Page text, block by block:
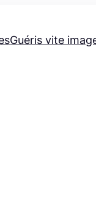
Guéris vite